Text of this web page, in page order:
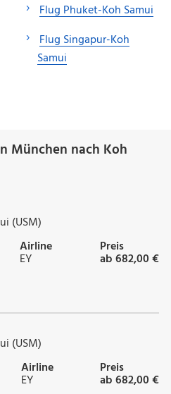
Flug Phuket-Koh Samui
Flug Singapur-Koh
Samui
München nach Koh
(USM)
Airline
EY
Preis
ab 682,00 €
(USM)
Airline
EY
Preis
ab 682,00 €